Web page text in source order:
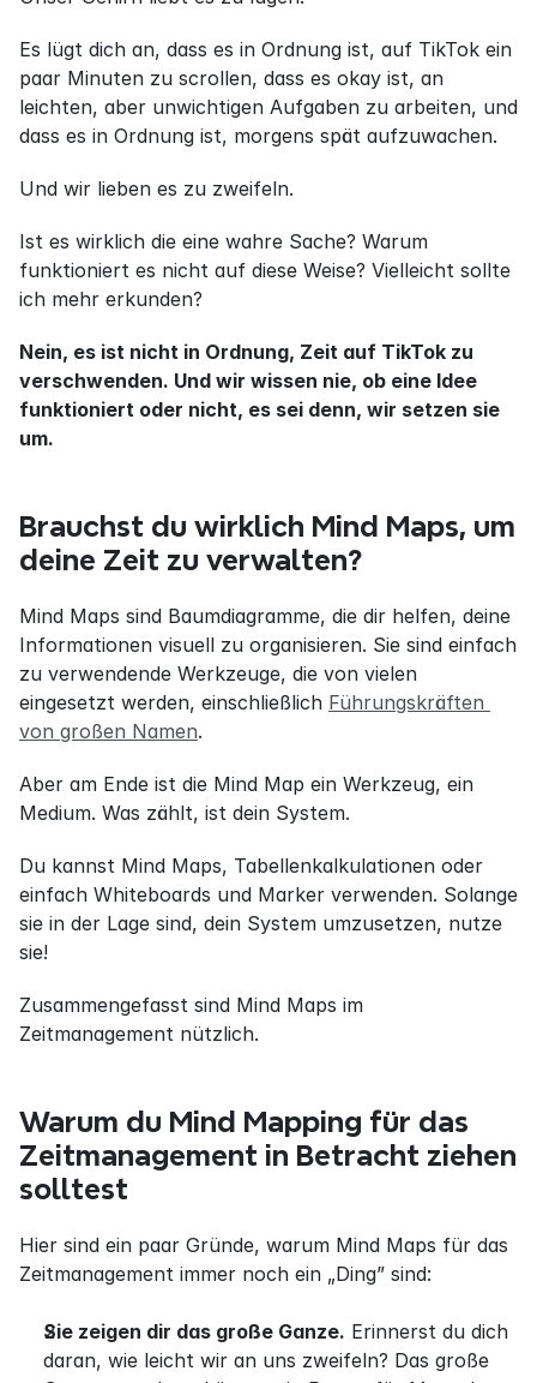
Es lügt dich an, dass es in Ordnung ist, auf TikTok ein
paar Minuten zu scrollen, dass es okay ist, an
leichten, aber unwichtigen Aufgaben zu arbeiten, und
dass es in Ordnung ist, morgens spät aufzuwachen.
Und wir lieben es zu zweifeln.
Ist es wirklich die eine wahre Sache? Warum
funktioniert es nicht auf diese Weise? Vielleicht sollte
ich mehr erkunden?
Nein, es ist nicht in Ordnung, Zeit auf TikTok zu
verschwenden. Und wir wissen nie, ob eine Idee
funktioniert oder nicht, es sei denn, wir setzen sie
um.
Brauchst du wirklich Mind Maps, um
deine Zeit zu verwalten?
Mind Maps sind Baumdiagramme, die dir helfen, deine
Informationen visuell zu organisieren. Sie sind einfach
zu verwendende Werkzeuge, die von vielen
eingesetzt werden, einschließlich Führungskräften
von großen Namen.
Aber am Ende ist die Mind Map ein Werkzeug, ein
Medium. Was zählt, ist dein System.
Du kannst Mind Maps, Tabellenkalkulationen oder
einfach Whiteboards und Marker verwenden. Solange
sie in der Lage sind, dein System umzusetzen, nutze
sie!
Zusammengefasst sind Mind Maps im
Zeitmanagement nützlich.
Warum du Mind Mapping für das
Zeitmanagement in Betracht ziehen
solltest
Hier sind ein paar Gründe, warum Mind Maps für das
Zeitmanagement immer noch ein „Ding” sind:
Sie zeigen dir das große Ganze. Erinnerst du dich
daran, wie leicht wir an uns zweifeln? Das große